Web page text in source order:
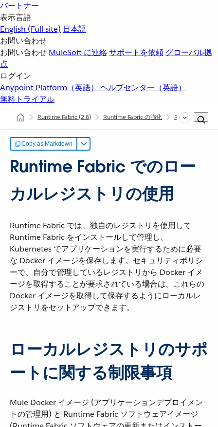
パートナー
表示言語
English (Full site) 日本語
お問い合わせ
お問い合わせ MuleSoft に連絡サポートを依頼 グローバル拠
点
ログイン
Anypoint Platform（英語） ヘルプセンター（英語）
無料トライアル
Runtime Fabric(2.6) Runtime Fabric の強化 Runtime Fabric
Copy as Markdown
Runtime Fabric でのロー
カルレジストリの使用
Runtime Fabric では、独自のレジストリを使用して
Runtime Fabric をインストールして管理し、
Kubernetes でアプリケーションを実行するために必要
な Docker イメージを保存します。セキュリティポリシ
ーで、自分で管理しているレジストリから Docker イメ
ージを取得することが要求されている場合は、これらの
Docker イメージを取得して保存するようにローカルレ
ジストリをセットアップできます。
ローカルレジストリのサポ
ートに関する制限事項
Mule Docker イメージ (アプリケーションデプロイメン
トの管理用) と Runtime Fabric ソフトウェアイメージ